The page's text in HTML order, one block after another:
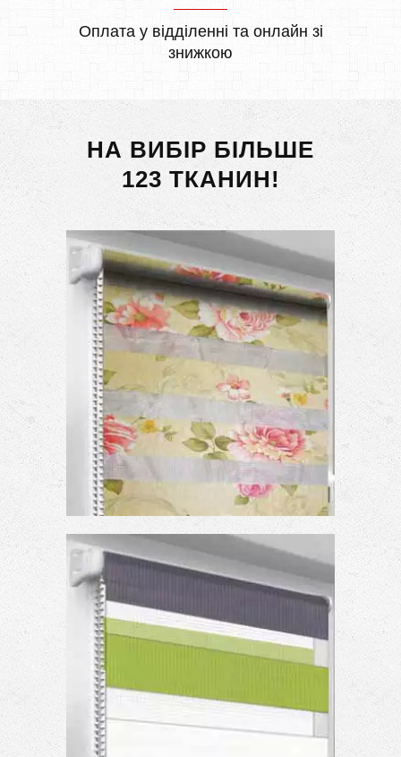
Оплата у відділенні та онлайн зі
знижкою
НА ВИБІР БІЛЬШЕ
123 ТКАНИН!